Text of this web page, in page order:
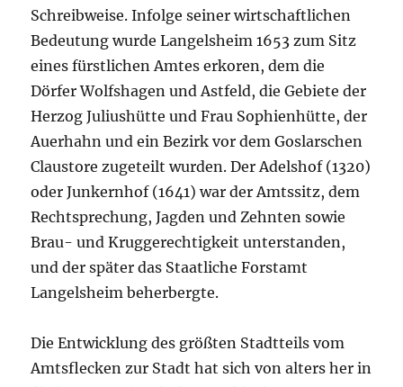
Schreibweise. Infolge seiner wirtschaftlichen
Bedeutung wurde Langelsheim 1653 zum Sitz
eines fürstlichen Amtes erkoren, dem die
Dörfer Wolfshagen und Astfeld, die Gebiete der
Herzog Juliushütte und Frau Sophienhütte, der
Auerhahn und ein Bezirk vor dem Goslarschen
Claustore zugeteilt wurden. Der Adelshof (1320)
oder Junkernhof (1641) war der Amtssitz, dem
Rechtsprechung, Jagden und Zehnten sowie
Brau- und Kruggerechtigkeit unterstanden,
und der später das Staatliche Forstamt
Langelsheim beherbergte.
Die Entwicklung des größten Stadtteils vom
Amtsflecken zur Stadt hat sich von alters her in